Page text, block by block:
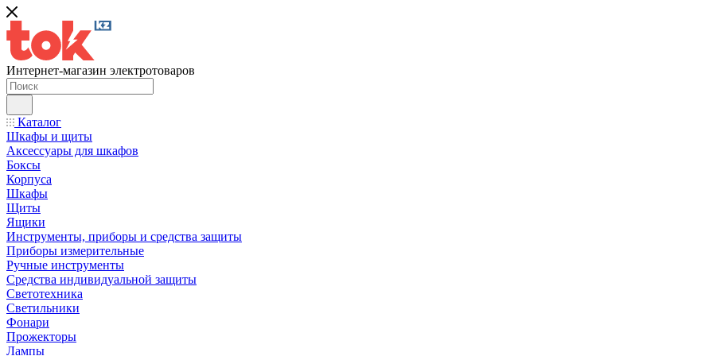
Интернет-магазин электротоваров
Каталог
Шкафы и щиты
Аксессуары для шкафов
Боксы
Корпуса
Шкафы
Щиты
Ящики
Инструменты, приборы и средства защиты
Приборы измерительные
Ручные инструменты
Средства индивидуальной защиты
Светотехника
Светильники
Фонари
Прожекторы
Лампы